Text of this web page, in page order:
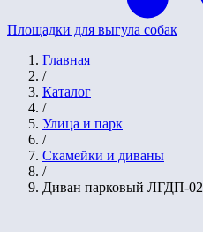
Площадки для выгула собак
Главная
/
Каталог
/
Улица и парк
/
Скамейки и диваны
/
Диван парковый ЛГДП-02